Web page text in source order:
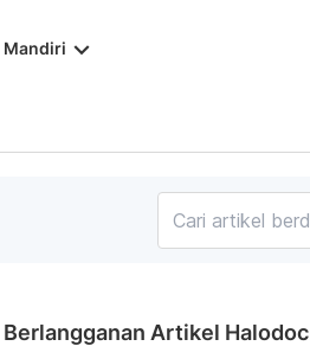
Mandiri keyboard_arrow_down
Berlangganan Artikel Halodoc